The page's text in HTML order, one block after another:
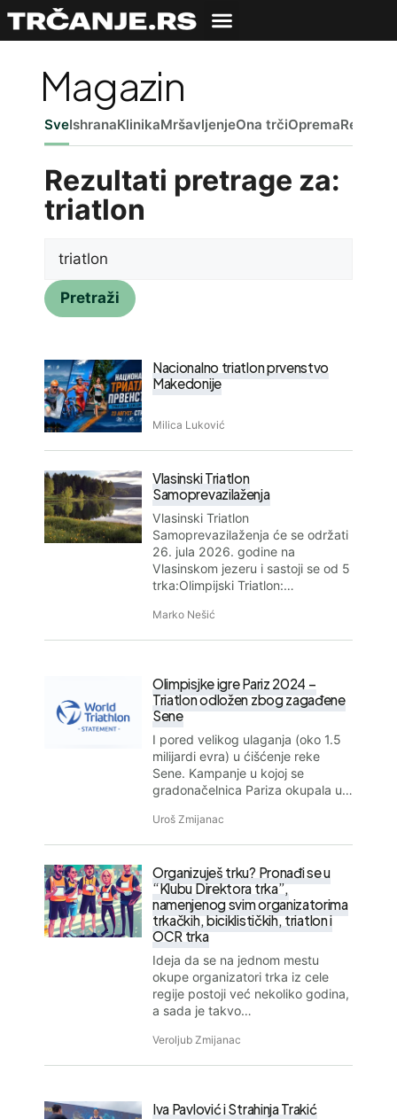
Magazin
SveIshranaKlinikaMršavljenjeOna trčiOpremaReč
Rezultati pretrage za:
triatlon
Pretraži
Nacionalno triatlon prvenstvo
Makedonije
Milica Luković
Vlasinski Triatlon
Samoprevazilaženja
Vlasinski Triatlon
Samoprevazilaženja će se održati
26. jula 2026. godine na
Vlasinskom jezeru i sastoji se od 5
trka:Olimpijski Triatlon:…
Marko Nešić
Olimpisjke igre Pariz 2024 –
Triatlon odložen zbog zagađene
Sene
I pored velikog ulaganja (oko 1.5
milijardi evra) u ćišćenje reke
Sene. Kampanje u kojoj se
gradonačelnica Pariza okupala u…
Uroš Zmijanac
Organizuješ trku? Pronađi se u
“Klubu Direktora trka”,
namenjenog svim organizatorima
trkačkih, biciklističkih, triatlon i
OCR trka
Ideja da se na jednom mestu
okupe organizatori trka iz cele
regije postoji već nekoliko godina,
a sada je takvo…
Veroljub Zmijanac
Iva Pavlović i Strahinja Trakić